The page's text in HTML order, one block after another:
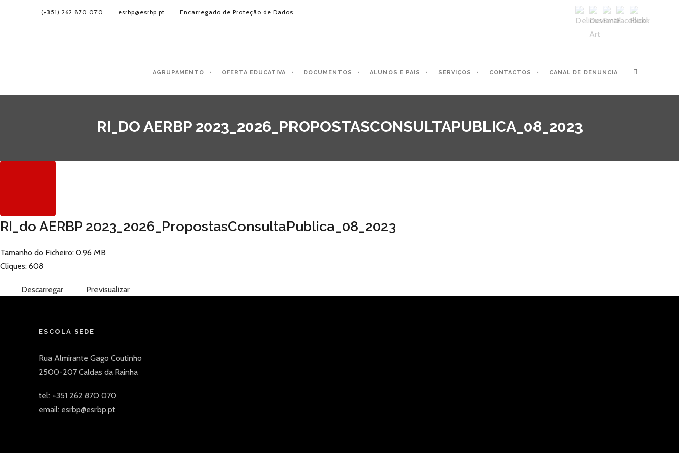
(+351) 262 870 070 esrbp@esrbp.pt Encarregado de Proteção de Dados
AGRUPAMENTO OFERTA EDUCATIVA DOCUMENTOS ALUNOS E PAIS SERVIÇOS CONTACTOS CANAL DE DENUNCIA
RI_DO AERBP 2023_2026_PROPOSTASCONSULTAPUBLICA_08_2023
RI_do AERBP 2023_2026_PropostasConsultaPublica_08_2023
Tamanho do Ficheiro: 0.96 MB
Cliques: 608
Descarregar Previsualizar
ESCOLA SEDE
Rua Almirante Gago Coutinho
2500-207 Caldas da Rainha
tel: +351 262 870 070
email: esrbp@esrbp.pt